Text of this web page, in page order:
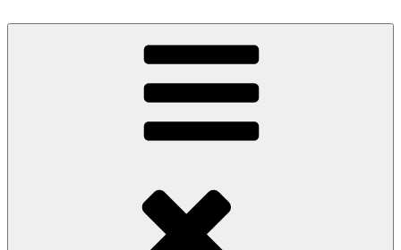
Inhalt
Fotografie – Bildbearbeitung – Werbung – Videoproduktionen